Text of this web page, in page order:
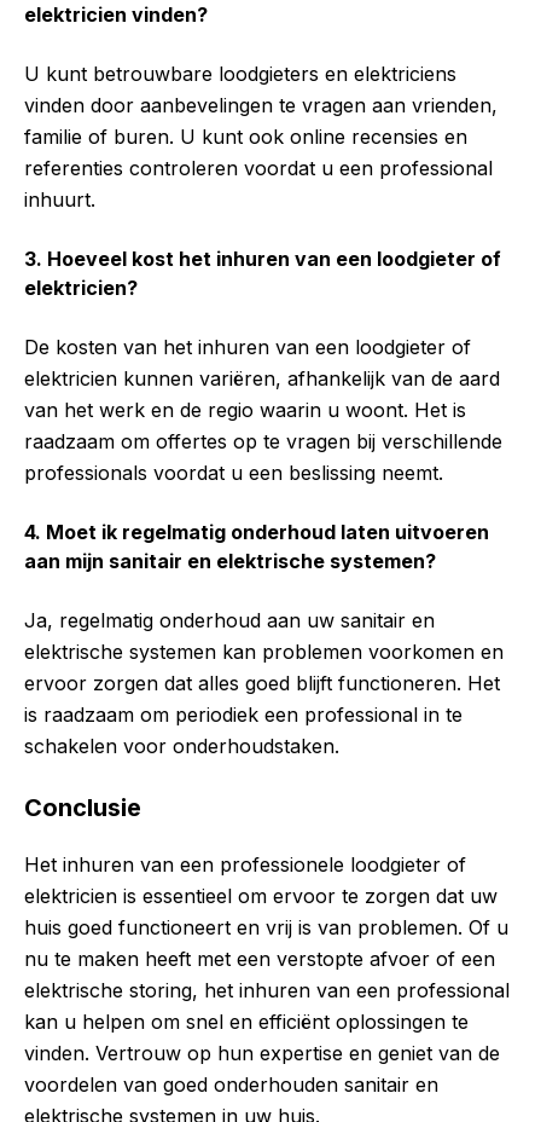
elektricien vinden?
U kunt betrouwbare loodgieters en elektriciens
vinden door aanbevelingen te vragen aan vrienden,
familie of buren. U kunt ook online recensies en
referenties controleren voordat u een professional
inhuurt.
3. Hoeveel kost het inhuren van een loodgieter of
elektricien?
De kosten van het inhuren van een loodgieter of
elektricien kunnen variëren, afhankelijk van de aard
van het werk en de regio waarin u woont. Het is
raadzaam om offertes op te vragen bij verschillende
professionals voordat u een beslissing neemt.
4. Moet ik regelmatig onderhoud laten uitvoeren
aan mijn sanitair en elektrische systemen?
Ja, regelmatig onderhoud aan uw sanitair en
elektrische systemen kan problemen voorkomen en
ervoor zorgen dat alles goed blijft functioneren. Het
is raadzaam om periodiek een professional in te
schakelen voor onderhoudstaken.
Conclusie
Het inhuren van een professionele loodgieter of
elektricien is essentieel om ervoor te zorgen dat uw
huis goed functioneert en vrij is van problemen. Of u
nu te maken heeft met een verstopte afvoer of een
elektrische storing, het inhuren van een professional
kan u helpen om snel en efficiënt oplossingen te
vinden. Vertrouw op hun expertise en geniet van de
voordelen van goed onderhouden sanitair en
elektrische systemen in uw huis.